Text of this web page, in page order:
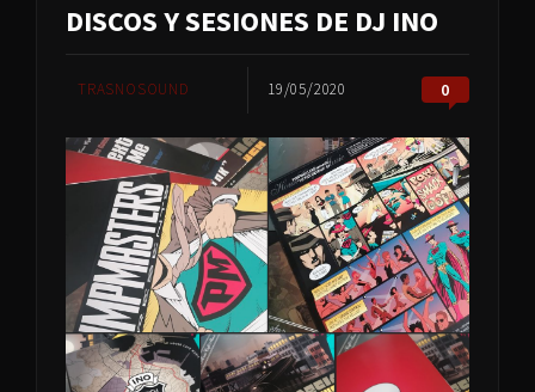
DISCOS Y SESIONES DE DJ INO
TRASNOSOUND 19/05/2020 0